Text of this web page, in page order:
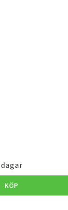
KÖP